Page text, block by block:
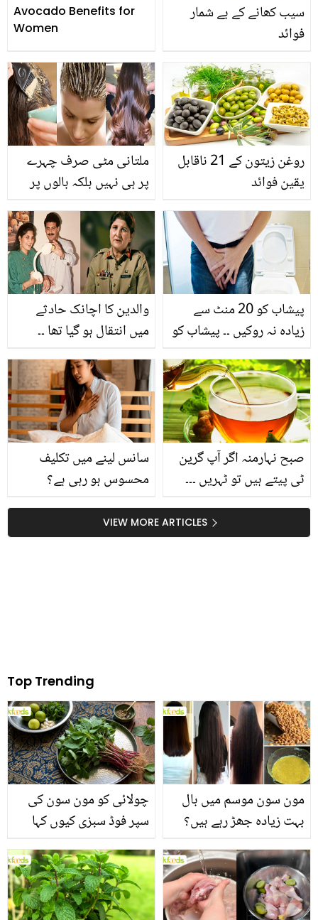
Avocado Benefits for
Women
سیب کھانے کے بے شمار
فوائد
ملتانی مٹی صرف چہرے
پر ہی نہیں بلکہ بالوں پر
بھی لگائیں ۔۔ جانیئے بالوں
پر ملتانی مٹی لگانے کے
حیران کُن فوائد
روغن زیتون کے 21 ناقابل
یقین فوائد
والدین کا اچانک حادثے
میں انتقال ہو گیا تھا ۔۔
پاکستان آرمی کی میجر
جنرل نگار جوہر نے خود کو
اور بھائی کو کیسے
سنبھالا؟ دلچسپ معلومات
پیشاب کو 20 منٹ سے
زیادہ نہ روکیں ۔۔ پیشاب کو
جان بوجھ کر روکنے سے
کون سے بڑے نقصانات
ہوسکتے ہیں؟
سانس لینے میں تکلیف
محسوس ہو رہی ہے؟
جانیئے چند ایسے بہترین
نسخے جو سانس سے جڑے
مسائل کا خاتمہ کر سکتے
صبح نہارمنہ اگر آپ گرین
ٹی پیتے ہیں تو ٹہریں ۔۔۔
جانیئے 5 ایسے نقصان جو
ہر کسی کو پتہ ہونا چاہیئےVIEW MORE ARTICLES
Top Trending
چولائی کو مون سون کی
سپر فوڈ سبزی کیوں کہا
جاتا ہے؟ جانیں وٹامنز،
منرلز اور اینٹی آکسیڈنٹس
سے بھرپور اس سبزی کے
فائدے
مون سون موسم میں بال
بہت زیادہ جھڑ رہے ہیں؟
جانیں بالوں کو مضبوط
بنانے کے چند قدرتی طریقے